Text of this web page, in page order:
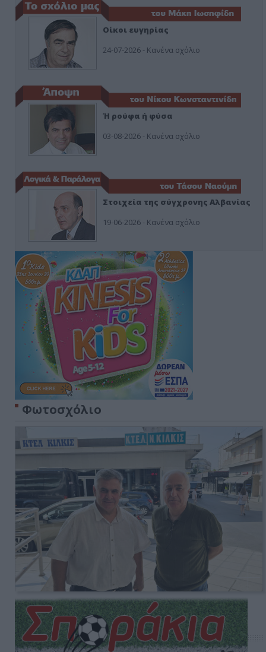
Οίκοι ευγηρίας
24-07-2026 - Κανένα σχόλιο
Ή ρούφα ή φύσα
03-08-2026 - Κανένα σχόλιο
Στοιχεία της σύγχρονης Αλβανίας
19-06-2026 - Κανένα σχόλιο
Φωτοσχόλιο